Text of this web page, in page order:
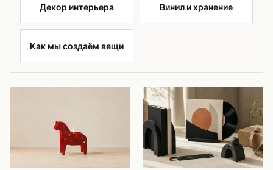
Декор интерьера Винил и хранение
Как мы создаём вещи